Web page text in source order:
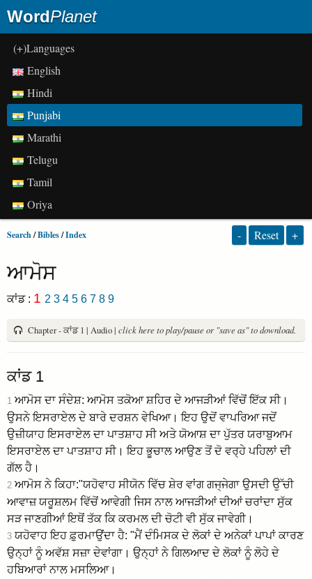
WordPlanet
(+)Languages
English
Hindi
Punjabi
Marathi
Telugu
Tamil
Oriya
Search/Bibles/Index - Reset +
ਆਮੋਸ
ਕਾਂਡ : 1 2 3 4 5 6 7 8 9
Chapter - ਕਾਂਡ 1 | Audio | click here to play/pause or "save as" to download.
ਕਾਂਡ 1
1 ਆਮੋਸ ਦਾ ਸੰਦੇਸ਼: ਆਮੋਸ ਤਕੋਆ ਸ਼ਹਿਰ ਦੇ ਆਜੜੀਆਂ ਵਿੱਚੋਂ ਇੱਕ ਸੀ।
ਉਸਨੇ ਇਸਰਾਏਲ ਦੇ ਬਾਰੇ ਦਰਸ਼ਨ ਵੇਖਿਆ। ਇਹ ਉਦੋਂ ਵਾਪਰਿਆ ਜਦੋਂ
ਉਜ਼ੀਯਾਹ ਇਸਰਾਏਲ ਦਾ ਪਾਤਸ਼ਾਹ ਸੀ ਅਤੇ ਯੋਆਸ਼ ਦਾ ਪੁੱਤਰ ਯਰਾਬੁਆਮ
ਇਸਰਾਏਲ ਦਾ ਪਾਤਸ਼ਾਹ ਸੀ। ਇਹ ਭੂਚਾਲ ਆਉਣ ਤੋਂ ਦੋ ਵਰ੍ਹੇ ਪਹਿਲਾਂ ਦੀ
ਗੱਲ ਹੈ।
2 ਆਮੋਸ ਨੇ ਕਿਹਾ:"ਯਹੋਵਾਹ ਸੀਯੋਨ ਵਿੱਚ ਸ਼ੇਰ ਵਾਂਗ ਗਜ੍ਜੇਗਾ ਉਸਦੀ ਉੱਚੀ
ਆਵਾਜ਼ ਯਰੂਸ਼ਲਮ ਵਿੱਚੋਂ ਆਵੇਗੀ ਜਿਸ ਨਾਲ ਆਜੜੀਆਂ ਦੀਆਂ ਚਰਾਂਦਾ ਸੁੱਕ
ਸੜ ਜਾਣਗੀਆਂ ਇਥੋਂ ਤੱਕ ਕਿ ਕਰਮਲ ਦੀ ਚੋਟੀ ਵੀ ਸੁੱਕ ਜਾਵੇਗੀ।
3 ਯਹੋਵਾਹ ਇਹ ਫ਼ੁਰਮਾਉਂਦਾ ਹੈ: "ਮੈਂ ਦੰਮਿਸਕ ਦੇ ਲੋਕਾਂ ਦੇ ਅਨੇਕਾਂ ਪਾਪਾਂ ਕਾਰਣ
ਉਨ੍ਹਾਂ ਨੂੰ ਅਵੱਸ਼ ਸਜ਼ਾ ਦੇਵਾਂਗਾ। ਉਨ੍ਹਾਂ ਨੇ ਗਿਲਆਦ ਦੇ ਲੋਕਾਂ ਨੂੰ ਲੋਹੇ ਦੇ
ਹਬਿਆਰਾਂ ਨਾਲ ਮਸਲਿਆ।